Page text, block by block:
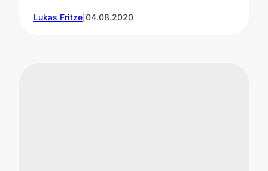
Lukas Fritze| 04.08.2020